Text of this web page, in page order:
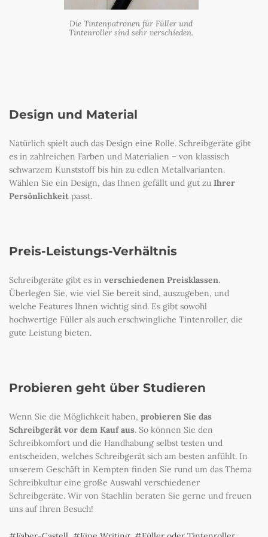
Die Tintenpatronen für Füller und
Tintenroller sind sehr verschieden.
Design und Material
Natürlich spielt auch das Design eine Rolle. Schreibgeräte gibt
es in zahlreichen Farben und Materialien – von klassisch
schwarzem Kunststoff bis hin zu edlen Metallvarianten.
Wählen Sie ein Design, das Ihnen gefällt und gut zu Ihrer
Persönlichkeit passt.
Preis-Leistungs-Verhältnis
Schreibgeräte gibt es in verschiedenen Preisklassen.
Überlegen Sie, wie viel Sie bereit sind, auszugeben, und
welche Features Ihnen wichtig sind. Es gibt sowohl
hochwertige Füller als auch erschwingliche Tintenroller, die
gute Leistung bieten.
Probieren geht über Studieren
Wenn Sie die Möglichkeit haben, probieren Sie das
Schreibgerät vor dem Kauf aus. So können Sie den
Schreibkomfort und die Handhabung selbst testen und
entscheiden, welches Schreibgerät sich am besten anfühlt. In
unserem Geschäft in Kempten finden Sie rund um das Thema
Schreibkultur eine große Auswahl verschiedener
Schreibgeräte. Wir von Staehlin beraten Sie gerne und freuen
uns auf Ihren Besuch!